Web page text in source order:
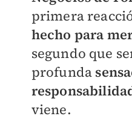
primera
hecho para
segundo que
profunda
viene.